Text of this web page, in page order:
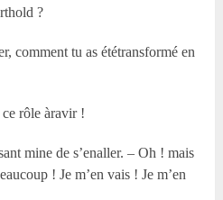
?
comment tu as ététransformé en
rôle àravir !
mine de s’enaller. – Oh ! mais
! Je m’en vais ! Je m’en